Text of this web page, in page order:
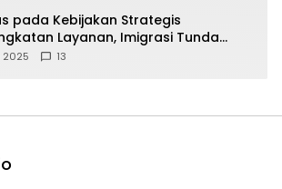
pada Kebijakan Strategis
Layanan, Imigrasi Tunda
Desain Merah Putih
2025 13